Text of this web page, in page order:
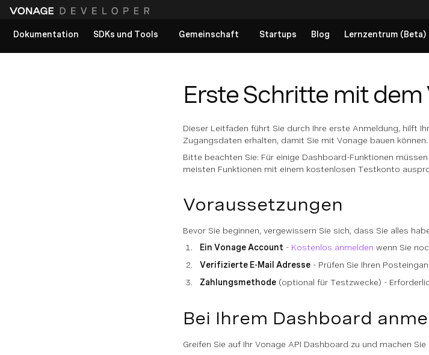
Dokumentation
SDKs und Tools Gemeinschaft Startups Blog Lernzentrum (Beta)
Erste Schritte mit dem
Dieser Leitfaden führt Sie durch Ihre erste Anmeldung, hilft
Zugangsdaten erhalten, damit Sie mit Vonage bauen können.
Bitte beachten Sie: Für einige Dashboard-Funktionen
meisten Funktionen mit einem kostenlosen Testkonto
Voraussetzungen
Bevor Sie beginnen, vergewissern Sie sich, dass Sie alles
Ein Vonage Account - Kostenlos anmelden wenn Sie
Verifizierte E-Mail Adresse - Prüfen Sie Ihren
Zahlungsmethode (optional für Testzwecke) -
Bei Ihrem Dashboard
Greifen Sie auf Ihr Vonage API Dashboard zu und machen